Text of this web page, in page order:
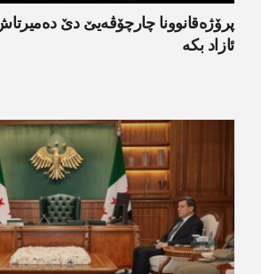
پرۆژەقانوونا چارچۆڤەیێ دێ
ئازاد بکە